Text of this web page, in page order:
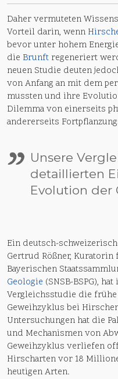
Daher vermuteten
Vorteil darin, wenn
bevor unter hohem
die Brunft regeneriert
neuen Studie deuten
von Anfang an mit dem
mussten und ihre
Dilemma von einerseits
andererseits
" Unsere
detaillierten
Evolution der
Ein deutsch-
Gertrud Rößner,
Bayerischen
Geologie (SNSB-BSPG),
Vergleichsstudie die
Geweihzyklus bei
Untersuchungen hat die
und Mechanismen von
Geweihzyklus verliefen
Hirscharten vor 18
heutigen Arten.